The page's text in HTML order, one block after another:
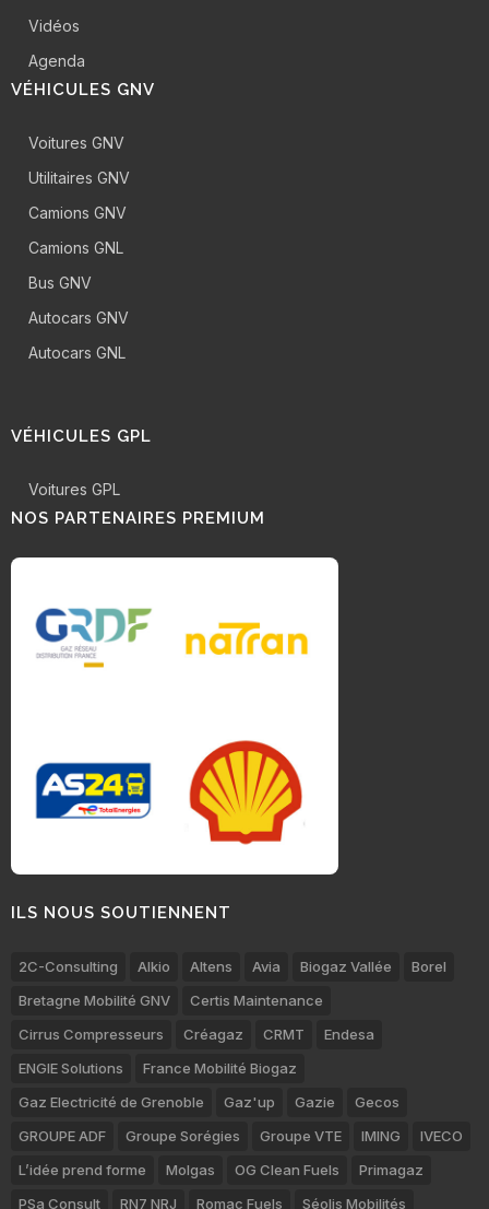
Vidéos
Agenda
VÉHICULES GNV
Voitures GNV
Utilitaires GNV
Camions GNV
Camions GNL
Bus GNV
Autocars GNV
Autocars GNL
VÉHICULES GPL
Voitures GPL
NOS PARTENAIRES PREMIUM
ILS NOUS SOUTIENNENT
2C-Consulting Alkio Altens Avia Biogaz Vallée
Borel
Bretagne Mobilité GNV
Certis Maintenance
Cirrus Compresseurs
Créagaz CRMT
Endesa
ENGIE Solutions
France Mobilité Biogaz
Gaz Electricité de Grenoble
Gaz'up Gazie
Gecos
GROUPE ADF
Groupe Sorégies Groupe VTE IMING
IVECO
L’idée prend forme
Molgas OG Clean Fuels
Primagaz
PSa Consult
RN7 NRJ Romac Fuels Séolis Mobilités